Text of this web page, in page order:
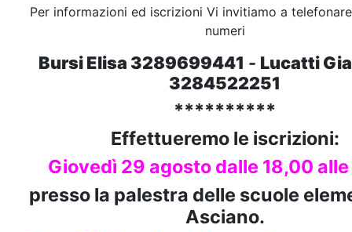
Per informazioni ed iscrizioni Vi invitiamo a
numeri
Bursi Elisa 3289699441 - Lucatti
3284522251
**********
Effettueremo le iscrizioni:
Giovedì 29 agosto dalle 18,00
presso la palestra delle scuole
Asciano.